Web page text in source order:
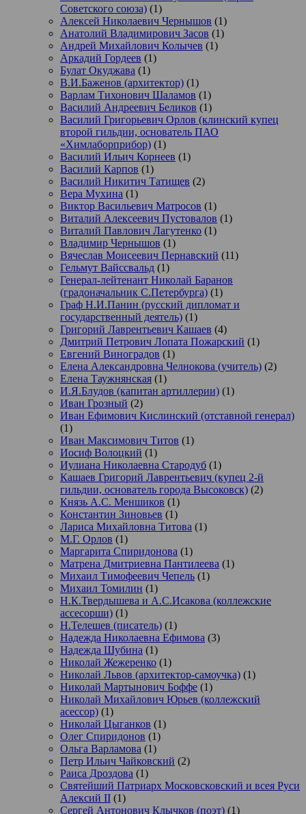
Советского союза) (1)
Алексей Николаевич Чернышов (1)
Анатолий Владимирович Засов (1)
Андрей Михайлович Колычев (1)
Аркадий Гордеев (1)
Булат Окуджава (1)
В.И.Баженов (архитектор) (1)
Варлам Тихонович Шаламов (1)
Василий Андреевич Беликов (1)
Василий Григорьевич Орлов (клинский купец
второй гильдии, основатель ПАО
«Химлаборприбор) (1)
Василий Ильич Корнеев (1)
Василий Карпов (1)
Василий Никитич Татищев (2)
Вера Мухина (1)
Виктор Васильевич Матросов (1)
Виталий Алексеевич Пустовалов (1)
Виталий Павлович Лагутенко (1)
Владимир Чернышов (1)
Вячеслав Моисеевич Пернавский (11)
Гельмут Вайссвальд (1)
Генерал-лейтенант Николай Баранов
(градоначальник С.Петербурга) (1)
Граф Н.И.Панин (русский дипломат и
государственный деятель) (1)
Григорий Лаврентьевич Кашаев (4)
Дмитрий Петрович Лопата Пожарский (1)
Евгений Виноградов (1)
Елена Александровна Челнокова (учитель) (2)
Елена Таужнянская (1)
И.Я.Блудов (капитан артиллерии) (1)
Иван Грозный (2)
Иван Ефимович Кислинский (отставной генерал)
(1)
Иван Максимович Титов (1)
Иосиф Волоцкий (1)
Иулиана Николаевна Стародуб (1)
Кашаев Григорий Лаврентьевич (купец 2-й
гильдии, основатель города Высоковск) (2)
Князь А.С. Меншиков (1)
Константин Зиновьев (1)
Лариса Михайловна Титова (1)
М.Г. Орлов (1)
Маргарита Спиридонова (1)
Матрена Дмитриевна Пантилеева (1)
Михаил Тимофеевич Чепель (1)
Михаил Томилин (1)
Н.К.Твердышева и А.С.Исакова (коллежские
ассесорши) (1)
Н.Телешев (писатель) (1)
Надежда Николаевна Ефимова (3)
Надежда Шубина (1)
Николай Жежеренко (1)
Николай Львов (архитектор-самоучка) (1)
Николай Мартынович Боффе (1)
Николай Михайлович Юрьев (коллежский
асессор) (1)
Николай Цыганков (1)
Олег Спиридонов (1)
Ольга Варламова (1)
Петр Ильич Чайковский (2)
Раиса Дроздова (1)
Святейший Патриарх Московсковский и всея Руси
Алексий II (1)
Сергей Антонович Клычков (поэт) (1)